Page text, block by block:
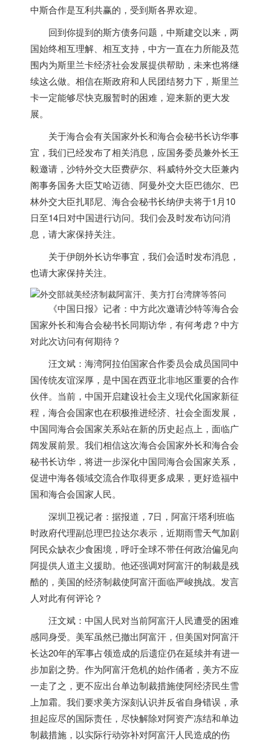
中斯合作是互利共赢的，受到斯各界欢迎。
回到你提到的斯方债务问题，中斯建交以来，两
国始终相互理解、相互支持，中方一直在力所能及范
围内为斯里兰卡经济社会发展提供帮助，未来也将继
续这么做。相信在斯政府和人民团结努力下，斯里兰
卡一定能够尽快克服暂时的困难，迎来新的更大发
展。
关于海合会有关国家外长和海合会秘书长访华事
宜，我们已经发布了相关消息，应国务委员兼外长王
毅邀请，沙特外交大臣费萨尔、科威特外交大臣兼内
阁事务国务大臣艾哈迈德、阿曼外交大臣巴德尔、巴
林外交大臣扎耶尼、海合会秘书长纳伊夫将于1月10
日至14日对中国进行访问。我们会及时发布访问消
息，请大家保持关注。
关于伊朗外长访华事宜，我们会适时发布消息，
也请大家保持关注。
《中国日报》记者：中方此次邀请沙特等海合会
国家外长和海合会秘书长同期访华，有何考虑？中方
对此次访问有何期待？
汪文斌：海湾阿拉伯国家合作委员会成员国同中
国传统友谊深厚，是中国在西亚北非地区重要的合作
伙伴。当前，中国开启建设社会主义现代化国家新征
程，海合会国家也在积极推进经济、社会全面发展，
中国同海合会国家关系站在新的历史起点上，面临广
阔发展前景。我们相信这次海合会国家外长和海合会
秘书长访华，将进一步深化中国同海合会国家关系，
促进中海各领域交流合作取得更多成果，更好造福中
国和海合会国家人民。
深圳卫视记者：据报道，7日，阿富汗塔利班临
时政府代理副总理巴拉达尔表示，近期雨雪天气加剧
阿民众缺衣少食困境，呼吁全球不带任何政治偏见向
阿提供人道主义援助。他还强调对阿富汗的制裁是残
酷的， 美国的经济制裁使阿富汗面临严峻挑战。发言
人对此有何评论？
汪文斌：中国人民对当前阿富汗人民遭受的困难
感同身受。美军虽然已撤出阿富汗，但美国对阿富汗
长达20年的军事占领造成的后遗症仍在延续并有进一
步加剧之势。作为阿富汗危机的始作俑者，美方不应
一走了之，更不应出台单边制裁措施使阿经济民生雪
上加霜。我们要求美方深刻认识并反省自身错误，承
担起应尽的国际责任，尽快解除对阿资产冻结和单边
制裁措施，以实际行动弥补对阿富汗人民造成的伤